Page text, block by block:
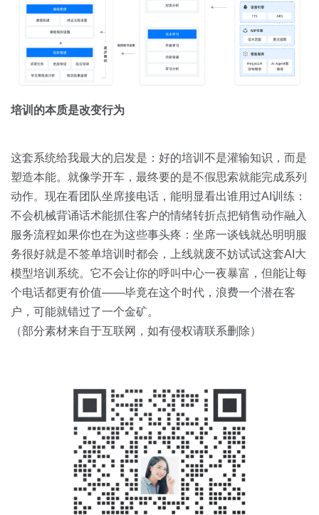
培训的本质是改变行为
这套系统给我最大的启发是：好的培训不是灌输知识，而是
塑造本能。就像学开车，最终要的是不假思索就能完成系列
动作。现在看团队坐席接电话，能明显看出谁用过AI训练：
不会机械背诵话术能抓住客户的情绪转折点把销售动作融入
服务流程如果你也在为这些事头疼：坐席一谈钱就怂明明服
务很好就是不签单培训时都会，上线就废不妨试试这套AI大
模型培训系统。它不会让你的呼叫中心一夜暴富，但能让每
个电话都更有价值——毕竟在这个时代，浪费一个潜在客
户，可能就错过了一个金矿。
（部分素材来自于互联网，如有侵权请联系删除）